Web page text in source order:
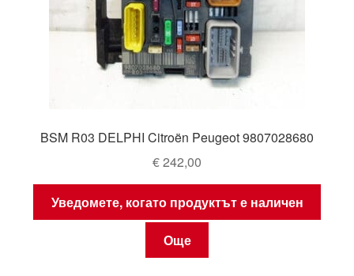
BSM R03 DELPHI Citroën Peugeot 9807028680
€242,00
Уведомете, когато продуктът е наличен
Още